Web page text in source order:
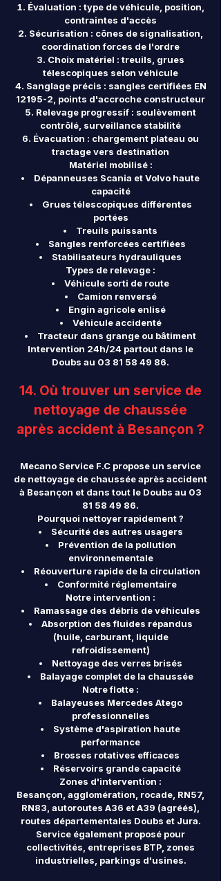
Évaluation : type de véhicule, position,
contraintes d'accès
Sécurisation : cônes de signalisation,
coordination forces de l'ordre
Choix matériel : treuils, grues
télescopiques selon véhicule
Sanglage précis : sangles certifiées EN
12195-2, points d'accroche constructeur
Relevage progressif : soulèvement
contrôlé, surveillance stabilité
Évacuation : chargement plateau ou
tractage vers destination
Matériel mobilisé :
Dépanneuses Scania et Volvo haute
capacité
Grues télescopiques différentes
portées
Treuils puissants
Sangles renforcées certifiées
Stabilisateurs hydrauliques
Types de relevage :
Véhicule sorti de route
Camion renversé
Engin agricole enlisé
Véhicule accidenté
Tracteur dans grange ou bâtiment
Intervention 24h/24 partout dans le
Doubs au 03 81 58 49 86.
14. Où trouver un service de
nettoyage de chaussée
après accident à Besançon ?
Mecano Service F.C propose un service
de nettoyage de chaussée après accident
à Besançon et dans tout le Doubs au 03
81 58 49 86.
Pourquoi nettoyer rapidement ?
Sécurité des autres usagers
Prévention de la pollution
environnementale
Réouverture rapide de la circulation
Conformité réglementaire
Notre intervention :
Ramassage des débris de véhicules
Absorption des fluides répandus
(huile, carburant, liquide
refroidissement)
Nettoyage des verres brisés
Balayage complet de la chaussée
Notre flotte :
Balayeuses Mercedes Atego
professionnelles
Système d'aspiration haute
performance
Brosses rotatives efficaces
Réservoirs grande capacité
Zones d'intervention :
Besançon, agglomération, rocade, RN57,
RN83, autoroutes A36 et A39 (agréés),
routes départementales Doubs et Jura.
Service également proposé pour
collectivités, entreprises BTP, zones
industrielles, parkings d'usines.